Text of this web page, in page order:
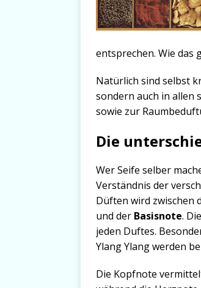
entsprechen. Wie
Natürlich sind selbst
sondern auch in allen
sowie zur
Die
Wer Seife selber
Verständnis der
Düften wird zwischen
und der Basisnote.
jeden Duftes.
Ylang Ylang werden
Die Kopfnote